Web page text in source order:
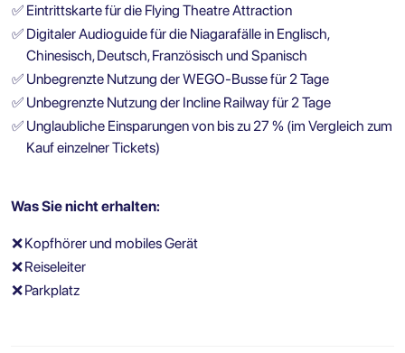
✅ Eintrittskarte für die Flying Theatre Attraction
✅ Digitaler Audioguide für die Niagarafälle in Englisch,
Chinesisch, Deutsch, Französisch und Spanisch
✅ Unbegrenzte Nutzung der WEGO-Busse für 2 Tage
✅ Unbegrenzte Nutzung der Incline Railway für 2 Tage
✅ Unglaubliche Einsparungen von bis zu 27 % (im Vergleich zum
Kauf einzelner Tickets)
Was Sie nicht erhalten:
❌Kopfhörer und mobiles Gerät
❌Reiseleiter
❌Parkplatz